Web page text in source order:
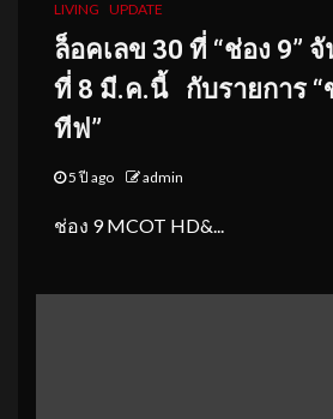
LIVING UPDATE
ล็อคเลข 30 ที่ “ช่อง 9”
ที่ 8 มี.ค.นี้ กับรายการ
ทีฟ”
5 ปี ago admin
ช่อง 9 MCOT HD&...